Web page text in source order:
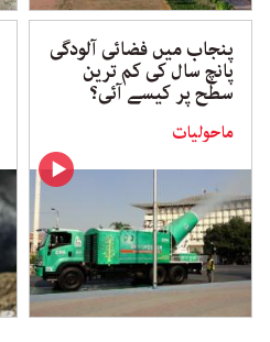
پنجاب میں فضائی آلودگی
پانچ سال کی کم ترین
سطح پر کیسے آئی؟
ماحولیات